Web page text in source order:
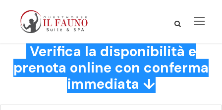
Verifica la disponibilità e
prenota online con conferma
immediata ↓